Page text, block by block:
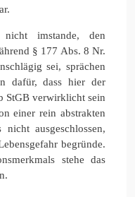
imstande, den
§ 177 Abs. 8 Nr.
sei, sprächen
dafür, dass hier der
StGB verwirklicht sein
einer rein abstrakten
ausgeschlossen,
begründe.
stehe das